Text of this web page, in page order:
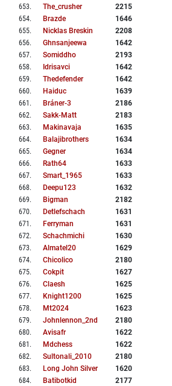
653. The_crusher
2215
654. Brazde
1646
655. Nicklas Breskin
2208
656. Ghnsanjeewa
1642
657. Somiddho
2193
658. Idrisavci
1642
659. Thedefender
1642
660. Haiduc
1639
661 . Bráner-3
2186
662. Sakk-Matt
2183
663. Makinavaja
1635
664. Balajibrothers
1634
665. Gegner
1634
666. Rath64
1633
667. Smart_1965
1633
668. Deepu123
1632
669. Bigman
2182
670. Detlefschach
1631
671 . Ferryman
1631
672. Schachmichi
1630
673. Almatel20
1629
674. Chicolico
2180
675. Cokpit
1627
676. Claesh
1625
677. Knight1200
1625
678. Mt2024
1623
679. Johnlennon_2nd
2180
680. Avisafr
1622
681 . Mdchess
1622
682. Sultonali_2010
2180
683. Long John Silver
1620
684. Batibotkid
2177